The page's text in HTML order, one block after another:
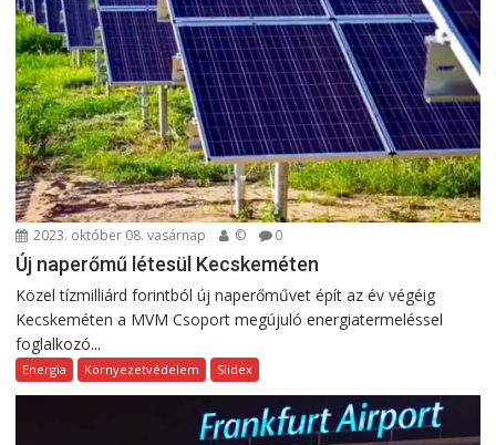
2023. október 08. vasárnap © 0
Új naperőmű létesül Kecskeméten
Közel tízmilliárd forintból új naperőművet épít az év végéig
Kecskeméten a MVM Csoport megújuló energiatermeléssel
foglalkozó...
Energia Környezetvédelem Slidex